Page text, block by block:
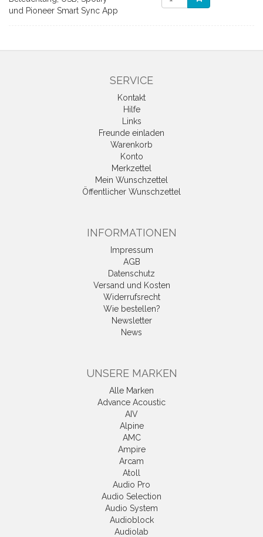
und Pioneer Smart Sync App
SERVICE
Kontakt
Hilfe
Links
Freunde einladen
Warenkorb
Konto
Merkzettel
Mein Wunschzettel
Öffentlicher Wunschzettel
INFORMATIONEN
Impressum
AGB
Datenschutz
Versand und Kosten
Widerrufsrecht
Wie bestellen?
Newsletter
News
UNSERE MARKEN
Alle Marken
Advance Acoustic
AIV
Alpine
AMC
Ampire
Arcam
Atoll
Audio Pro
Audio Selection
Audio System
Audioblock
Audiolab